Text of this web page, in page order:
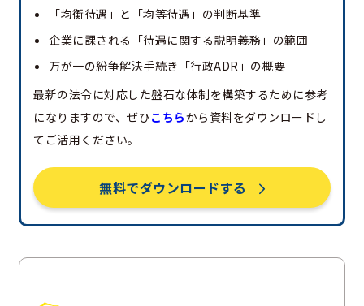
「均衡待遇」と「均等待遇」の判断基準
企業に課される「待遇に関する説明義務」の範囲
万が一の紛争解決手続き「行政ADR」の概要
最新の法令に対応した盤石な体制を構築するために参考
になりますので、ぜひこちらから資料をダウンロードし
てご活用ください。
無料でダウンロードする